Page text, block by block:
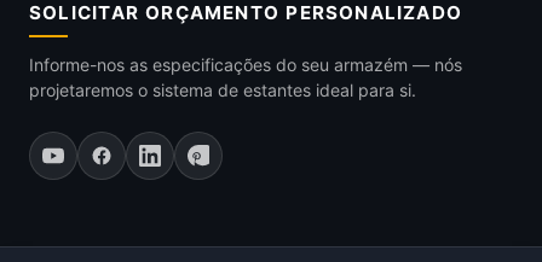
SOLICITAR ORÇAMENTO PERSONALIZADO
Informe-nos as especificações do seu armazém — nós
projetaremos o sistema de estantes ideal para si.